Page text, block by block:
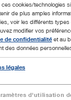
cookies/technologies
de plus amples
voir les différents
modifier vos
de confidentialité et au
des données
légales
d'utilisation